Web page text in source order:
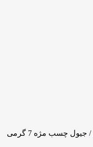
/ جیول چسب مژه 7 گرمی